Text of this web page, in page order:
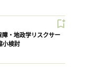
障・地政学リスクサー
小検討